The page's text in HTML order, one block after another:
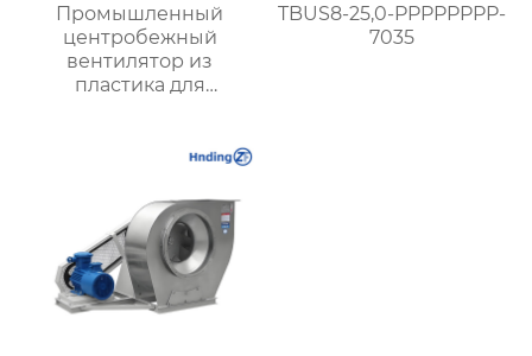
Промышленный
центробежный
вентилятор из
пластика для
TBUS8-25,0-PPPPPPPP-
7035